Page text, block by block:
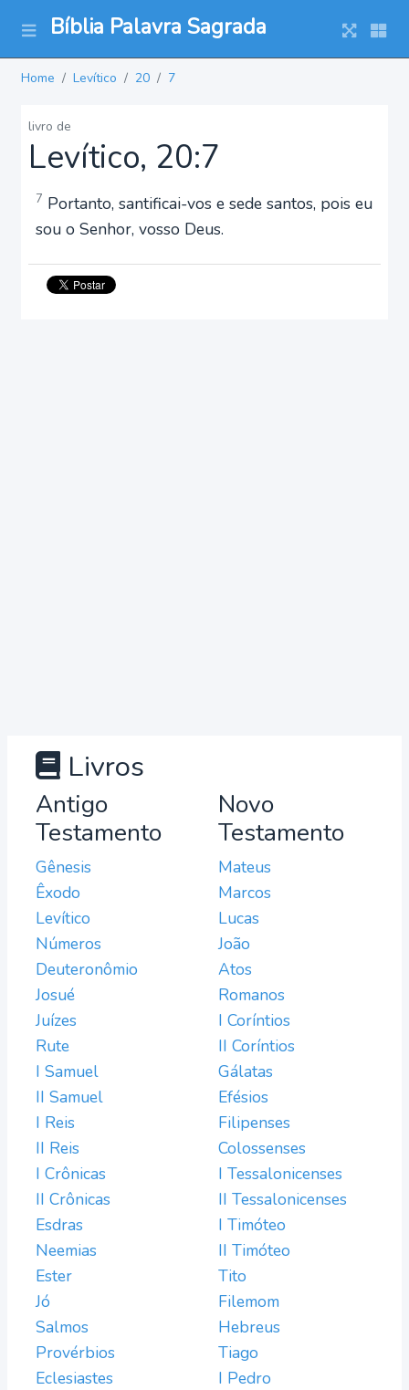
Bíblia Palavra Sagrada
Home Levítico 20 7
livro de
Levítico, 20:7
7 Portanto, santificai-vos e sede santos, pois eu
sou o Senhor, vosso Deus.
Livros
Antigo
Testamento
Gênesis
Êxodo
Levítico
Números
Deuteronômio
Josué
Juízes
Rute
I Samuel
II Samuel
I Reis
II Reis
I Crônicas
II Crônicas
Esdras
Neemias
Ester
Jó
Salmos
Provérbios
Eclesiastes
Novo
Testamento
Mateus
Marcos
Lucas
João
Atos
Romanos
I Coríntios
II Coríntios
Gálatas
Efésios
Filipenses
Colossenses
I Tessalonicenses
II Tessalonicenses
I Timóteo
II Timóteo
Tito
Filemom
Hebreus
Tiago
I Pedro